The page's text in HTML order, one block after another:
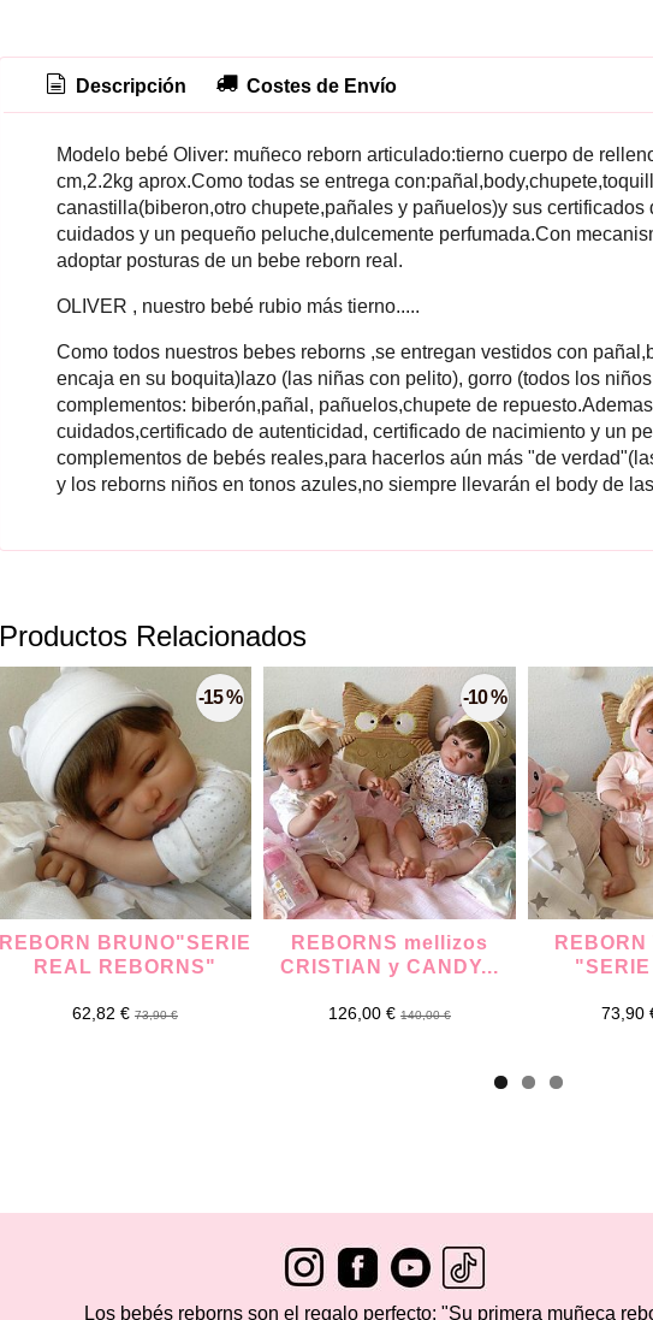
Descripción Costes de Envío
Modelo bebé Oliver: muñeco reborn articulado:tierno cuerpo de
cm,2.2kg aprox.Como todas se entrega
canastilla(biberon,otro chupete,pañales y pañuelos)y sus
cuidados y un pequeño peluche,dulcemente perfumada.Con
adoptar posturas de un bebe reborn real.
OLIVER , nuestro bebé rubio más tierno.....
Como todos nuestros bebes reborns ,se entregan vestidos con
encaja en su boquita)lazo (las niñas con pelito), gorro (todos los
complementos: biberón,pañal, pañuelos,chupete de
cuidados,certificado de autenticidad, certificado de nacimiento y un
complementos de bebés reales,para hacerlos aún más "de
y los reborns niños en tonos azules,no siempre llevarán el body de
Productos Relacionados
-15 %
REBORN BRUNO"SERIE
REAL REBORNS"
62,82 € 73,90 €
-10 %
REBORNS mellizos
CRISTIAN y CANDY...
126,00 € 140,00 € 73,90
Los bebés reborns son el regalo perfecto: "Su primera muñeca